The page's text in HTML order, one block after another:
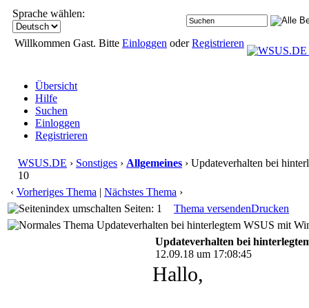
Sprache wählen:
Willkommen Gast. Bitte Einloggen oderRegistrieren
Übersicht
Hilfe
Suchen
Einloggen
Registrieren
WSUS.DE › Sonstiges › Allgemeines › Updateverhalten bei
10
‹ Vorheriges Thema | Nächstes Thema ›
Seiten: 1
Thema versendenDrucken
Updateverhalten bei hinterlegtem WSUS mit
Updateverhalten bei
12.09.18 um 17:08:45
Hallo,